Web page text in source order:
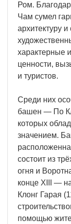
Ром.
Чам сумел
архитектуру
характерные
ценности,
и туристов.
Среди них
башен — По
которых
значением.
состоит из
огня и
конце XIII —
Клонг Гарая
помощью